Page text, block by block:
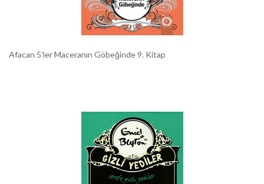
Afacan 5'ler Maceranın Göbeğinde 9. Kitap